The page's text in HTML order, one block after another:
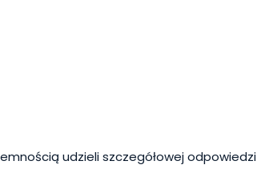
udzieli szczegółowej odpowiedzi